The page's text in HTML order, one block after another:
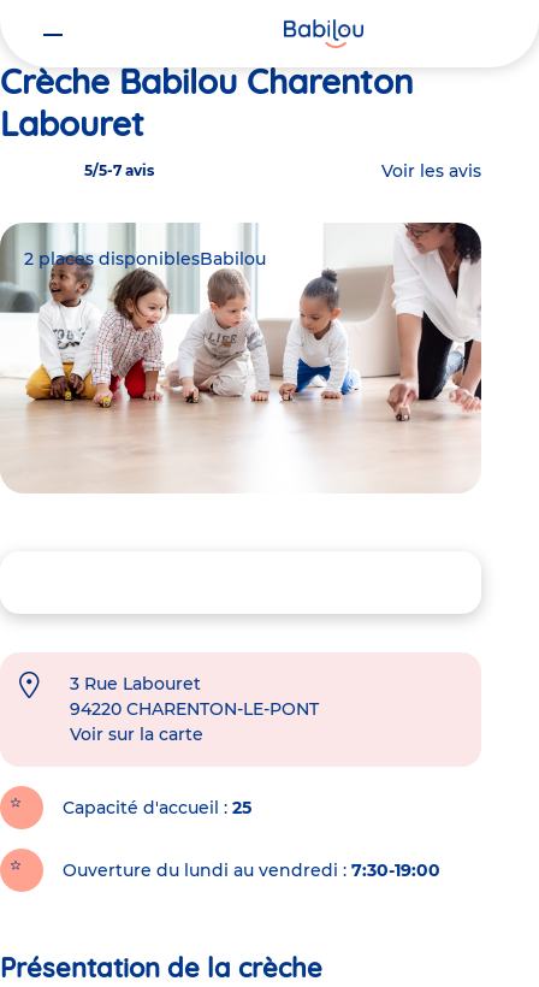
Crèche Babilou Charenton
Labouret
5/5-7 avis Voir les avis
2 places disponiblesBabilou
3 Rue Labouret
94220 CHARENTON-LE-PONT
Voir sur la carte
Capacité d'accueil 25
Ouverture du lundi au vendredi : 7:30-19:00
Présentation de la crèche